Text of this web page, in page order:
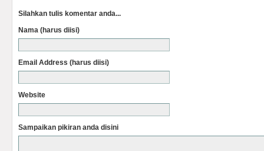
Silahkan tulis komentar anda...
Nama (harus diisi)
Email Address (harus diisi)
Website
Sampaikan pikiran anda disini